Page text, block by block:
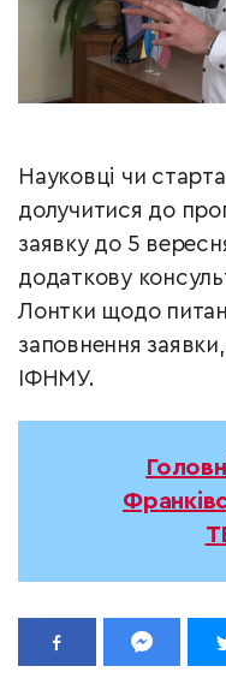
Науковці чи
долучитися до
заявку до 5
додаткову
Лонтки щодо
заповнення
ІФНМУ.